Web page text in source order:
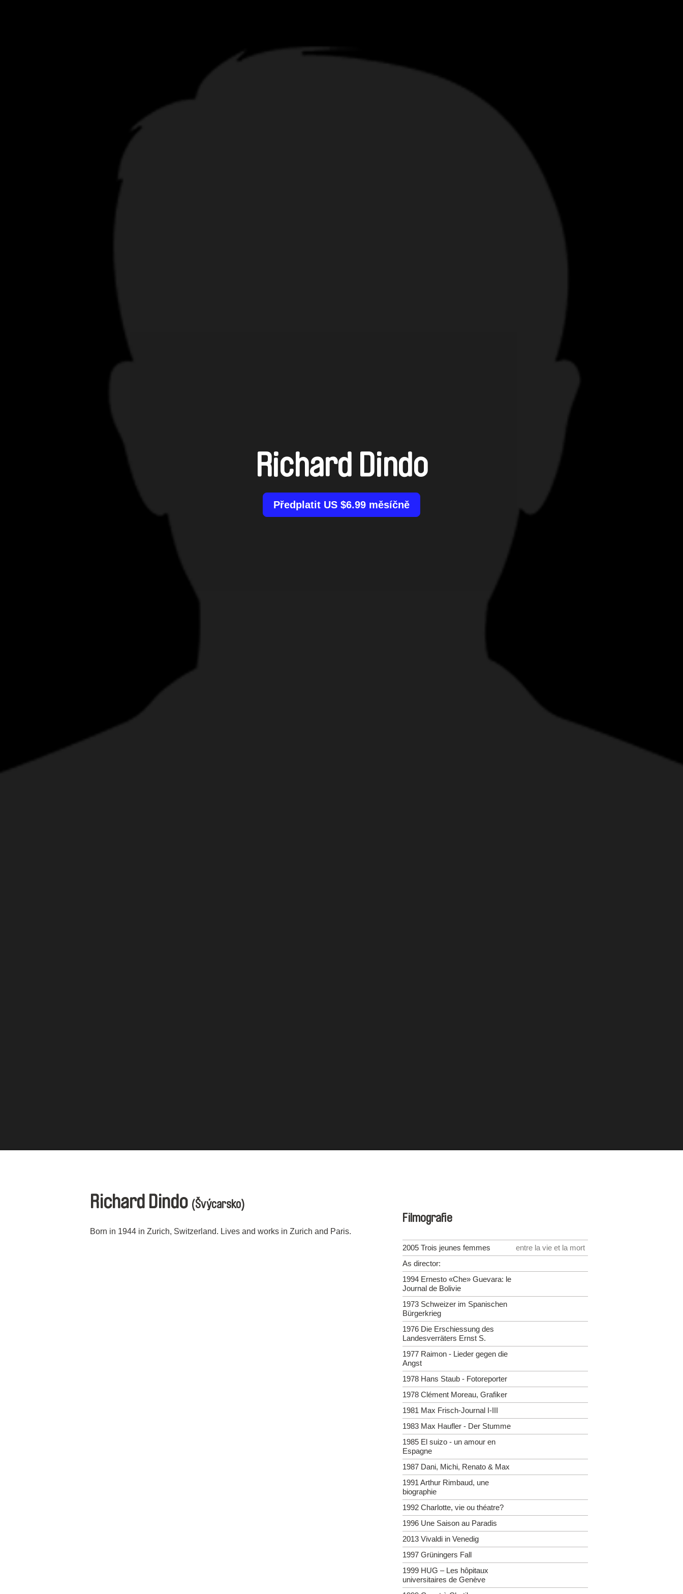
Richard Dindo
Předplatit US $6.99 měsíčně
Richard Dindo (Švýcarsko)
Born in 1944 in Zurich, Switzerland. Lives and works in Zurich and Paris.
Filmografie
2005 Trois jeunes femmes
entre la vie et la mort
As director:
1994 Ernesto «Che» Guevara: le
Journal de Bolivie
1973 Schweizer im Spanischen
Bürgerkrieg
1976 Die Erschiessung des
Landesverräters Ernst S.
1977 Raimon - Lieder gegen die
Angst
1978 Hans Staub - Fotoreporter
1978 Clément Moreau, Grafiker
1981 Max Frisch-Journal I-III
1983 Max Haufler - Der Stumme
1985 El suizo - un amour en
Espagne
1987 Dani, Michi, Renato & Max
1991 Arthur Rimbaud, une
biographie
1992 Charlotte, vie ou théatre?
1996 Une Saison au Paradis
2013 Vivaldi in Venedig
1997 Grüningers Fall
1999 HUG – Les hôpitaux
universitaires de Genève